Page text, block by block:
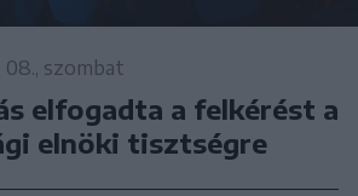
08., szombat
elfogadta a felkérést a
elnöki tisztségre